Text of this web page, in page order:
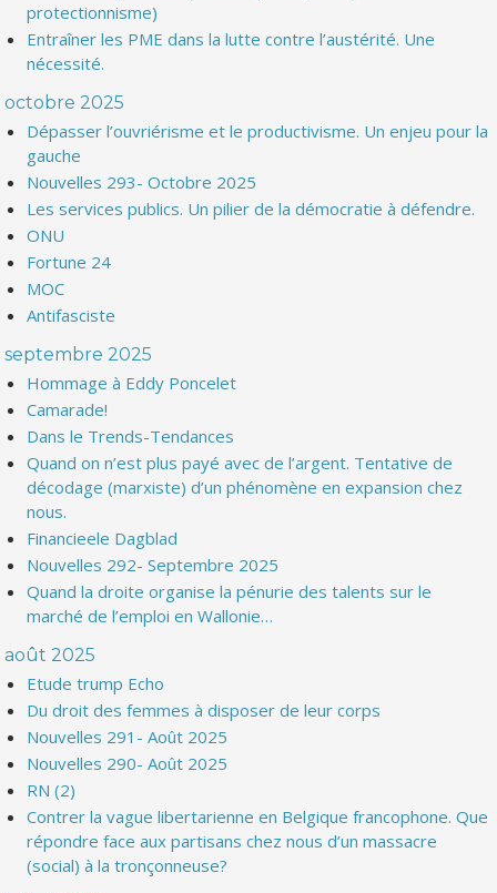
protectionnisme)
Entraîner les PME dans la lutte contre l’austérité. Une
nécessité.
octobre 2025
Dépasser l’ouvriérisme et le productivisme. Un enjeu pour la
gauche
Nouvelles 293- Octobre 2025
Les services publics. Un pilier de la démocratie à défendre.
ONU
Fortune 24
MOC
Antifasciste
septembre 2025
Hommage à Eddy Poncelet
Camarade!
Dans le Trends-Tendances
Quand on n’est plus payé avec de l’argent. Tentative de
décodage (marxiste) d’un phénomène en expansion chez
nous.
Financieele Dagblad
Nouvelles 292- Septembre 2025
Quand la droite organise la pénurie des talents sur le
marché de l’emploi en Wallonie…
août 2025
Etude trump Echo
Du droit des femmes à disposer de leur corps
Nouvelles 291- Août 2025
Nouvelles 290- Août 2025
RN (2)
Contrer la vague libertarienne en Belgique francophone. Que
répondre face aux partisans chez nous d’un massacre
(social) à la tronçonneuse?